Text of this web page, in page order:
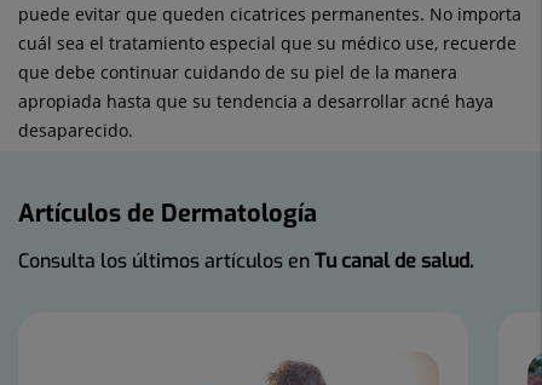
puede evitar que queden cicatrices permanentes. No importa
cuál sea el tratamiento especial que su médico use, recuerde
que debe continuar cuidando de su piel de la manera
apropiada hasta que su tendencia a desarrollar acné haya
desaparecido.
Artículos de Dermatología
Consulta los últimos artículos enTu canal de salud.